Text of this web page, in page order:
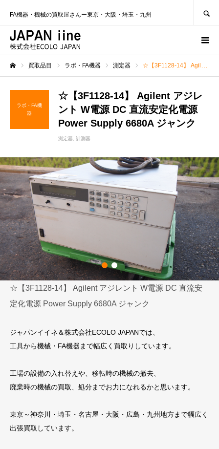
FA機器・機械の買取屋さんー東京・大阪・埼玉・九州
買取品目 ラボ・FA機器 測定器 ☆【3F1128-14】 Agilent アジレント W電源 DC 直流安定化電源 Power Supply 6680A ジャンク
ラボ・FA機
器
☆【3F1128-14】 Agilent アジレ
ント W電源 DC 直流安定化電源
Power Supply 6680A ジャンク
測定器 計測器
☆【3F1128-14】 Agilent アジレント W電源 DC 直流安
定化電源 Power Supply 6680A ジャンク
ジャパンイイネ＆株式会社ECOLO JAPANでは、
工具から機械・FA機器まで幅広く買取りしています。
工場の設備の入れ替えや、移転時の機械の撤去、
廃業時の機械の買取、処分までお力になれるかと思います。
東京～神奈川・埼玉・名古屋・大阪・広島・九州地方まで幅広く
出張買取しています。